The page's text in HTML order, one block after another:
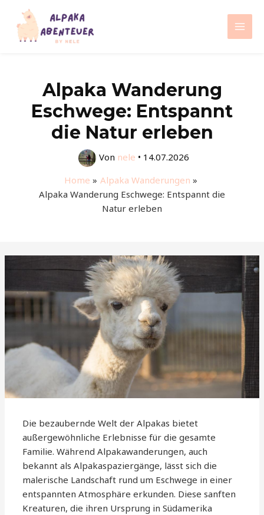
Inhalt
springen
Main
Alpaka Wanderung
Eschwege: Entspannt
die Natur erleben
Von nele • 14.07.2026
Home
Alpaka Wanderungen
Alpaka Wanderung Eschwege: Entspannt die
Natur erleben
Die bezaubernde Welt der Alpakas bietet
außergewöhnliche Erlebnisse für die gesamte
Familie. Während Alpakawanderungen, auch
bekannt als Alpakaspaziergänge, lässt sich die
malerische Landschaft rund um Eschwege in einer
entspannten Atmosphäre erkunden. Diese sanften
Kreaturen, die ihren Ursprung in Südamerika